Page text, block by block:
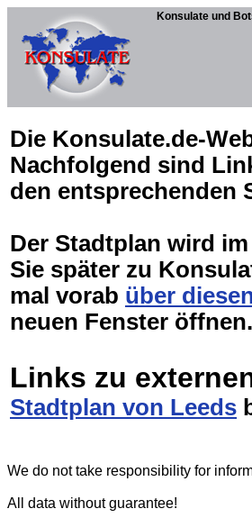
Konsulate und
Die Konsulate.de-
Nachfolgend sind
den entsprechenden
Der Stadtplan wird
Sie später zu
mal vorab über
neuen Fenster öffnen.
Links zu
Stadtplan von Leeds
We do not take responsibility for
All data without guarantee!